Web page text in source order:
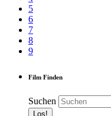
5
6
7
8
9
Film Finden
Suchen